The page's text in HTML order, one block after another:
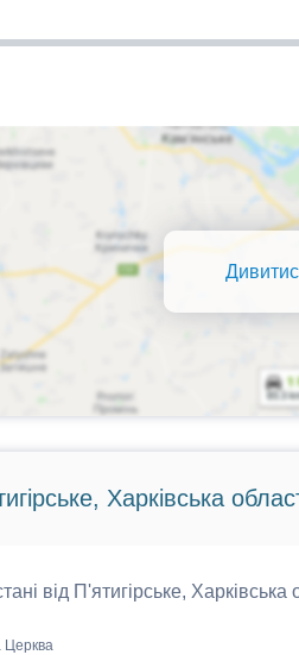
Харківська
від П'ятигірське,
Церква